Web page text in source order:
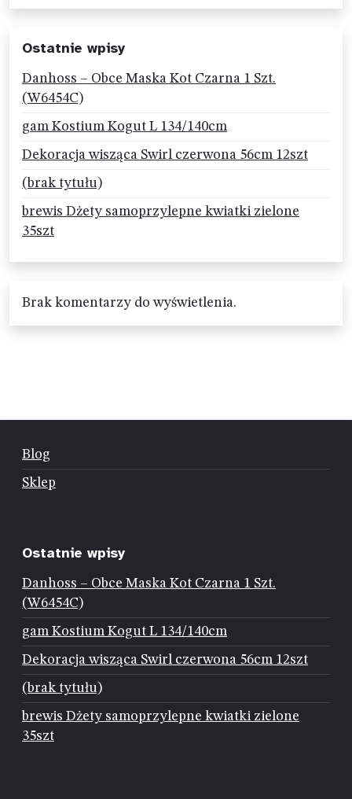
Ostatnie wpisy
Danhoss – Obce Maska Kot Czarna 1 Szt.
(W6454C)
gam Kostium Kogut L 134/140cm
Dekoracja wisząca Swirl czerwona 56cm 12szt
(brak tytułu)
brewis Dżety samoprzylepne kwiatki zielone
35szt
Brak komentarzy do wyświetlenia.
Blog
Sklep
Ostatnie wpisy
Danhoss – Obce Maska Kot Czarna 1 Szt.
(W6454C)
gam Kostium Kogut L 134/140cm
Dekoracja wisząca Swirl czerwona 56cm 12szt
(brak tytułu)
brewis Dżety samoprzylepne kwiatki zielone
35szt